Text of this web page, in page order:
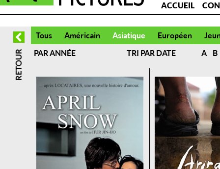
ACCUEIL
Tous Américain Asiatique Européen
PAR ANNÉE
TRI PAR DATE A B